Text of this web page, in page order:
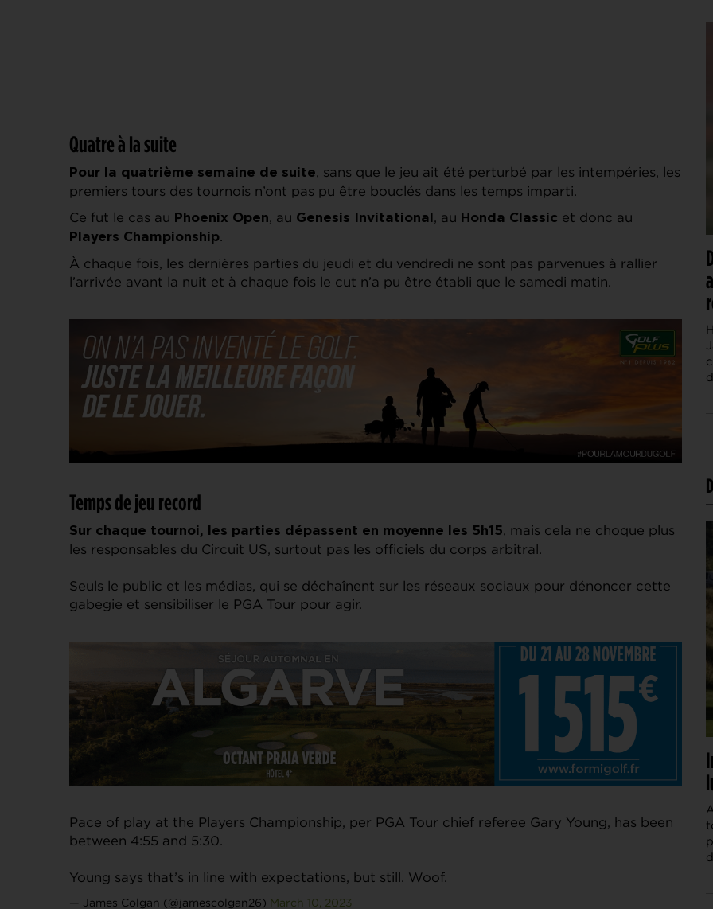
Quatre à la suite
Pour la quatrième semaine de suite, sans que le jeu ait été perturbé par les intempéries, les
premiers tours des tournois n’ont pas pu être bouclés dans les temps imparti.
Ce fut le cas au Phoenix Open, au Genesis Invitational , au Honda Classic et donc au
Players Championship.
À chaque fois, les dernières parties du jeudi et du vendredi ne sont pas parvenues à rallier
l’arrivée avant la nuit et à chaque fois le cut n’a pu être établi que le samedi matin.
Temps de jeu record
Sur chaque tournoi, les parties dépassent en moyenne les 5h15, mais cela ne choque plus
les responsables du Circuit US, surtout pas les officiels du corps arbitral.
Seuls le public et les médias, qui se déchaînent sur les réseaux sociaux pour dénoncer cette
gabegie et sensibiliser le PGA Tour pour agir.
Pace of play at the Players Championship, per PGA Tour chief referee Gary Young, has been
between 4:55 and 5:30.
Young says that’s in line with expectations, but still. Woof.
— James Colgan (@jamescolgan26) March 10, 2023